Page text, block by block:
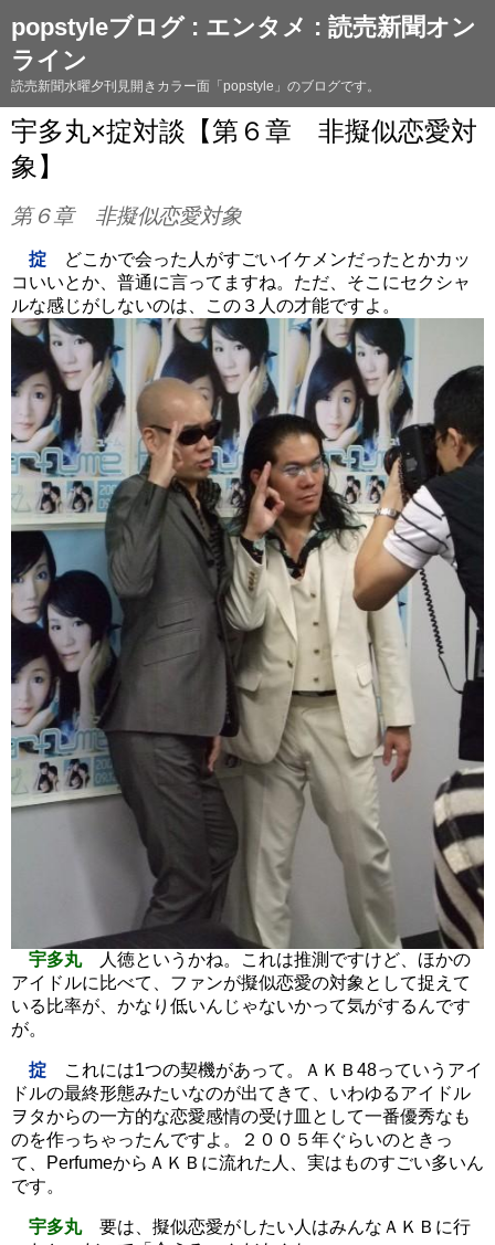
popstyleブログ : エンタメ : 読売新聞オン
ライン
読売新聞水曜夕刊見開きカラー面「popstyle」のブログです。
宇多丸×掟対談【第６章 非擬似恋愛対
象】
第６章 非擬似恋愛対象
掟 どこかで会った人がすごいイケメンだったとかカッ
コいいとか、普通に言ってますね。ただ、そこにセクシャ
ルな感じがしないのは、この３人の才能ですよ。
宇多丸人徳というかね。これは推測ですけど、ほかの
アイドルに比べて、ファンが擬似恋愛の対象として捉えて
いる比率が、かなり低いんじゃないかって気がするんです
が。
掟 これには1つの契機があって。ＡＫＢ48っていうアイ
ドルの最終形態みたいなのが出てきて、いわゆるアイドル
ヲタからの一方的な恋愛感情の受け皿として一番優秀なも
のを作っちゃったんですよ。２００５年ぐらいのときっ
て、PerfumeからＡＫＢに流れた人、実はものすごい多いん
です。
宇多丸要は、擬似恋愛がしたい人はみんなＡＫＢに行